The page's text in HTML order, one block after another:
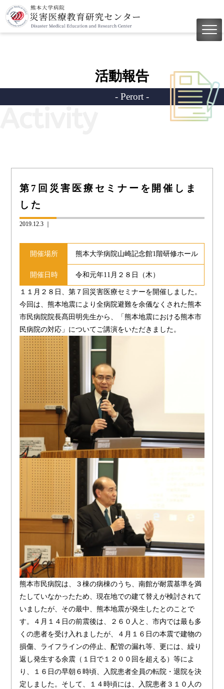
活動報告
- Perort -
第7回災害医療セミナーを開催しま
した
2019.12.3 ｜
開催場所 熊本大学病院山崎記念館1階研修ホール
開催日時 令和元年11月２８日（木）
１１月２８日、第７回災害医療セミナーを開催しました。
今回は、熊本地震により全病院避難を余儀なくされた熊本
市民病院院長髙田明先生から、「熊本地震における熊本市
民病院の対応」についてご講演をいただきました。
熊本市民病院は、３棟の病棟のうち、南館が耐震基準を満
たしていなかったため、現在地での建て替えが検討されて
いましたが、その最中、熊本地震が発生したとのことで
す。４月１４日の前震後は、２６０人と、市内では最も多
くの患者を受け入れましたが、４月１６日の本震で建物の
損傷、ライフラインの停止、配管の漏れ等、更には、繰り
返し発生する余震（１日で１２００回を超える）等によ
り、１６日の早朝６時頃、入院患者全員の転院・退院を決
定しました。そして、１４時頃には、入院患者３１０人の